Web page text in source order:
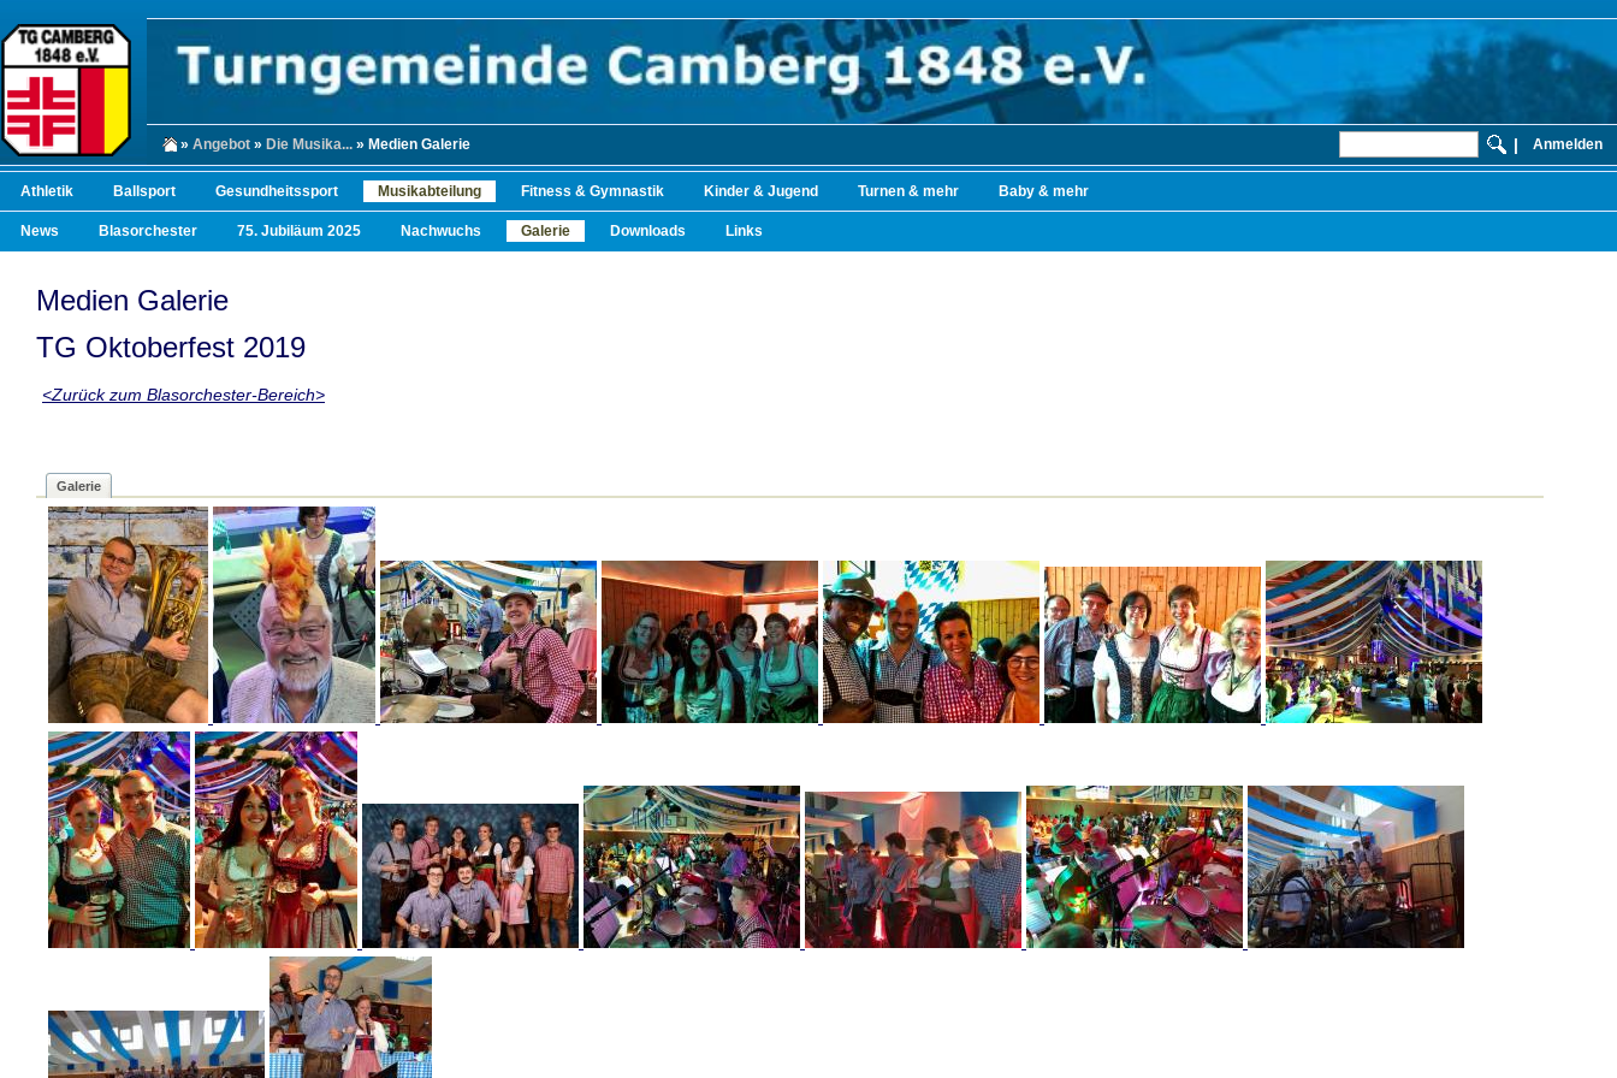
» Angebot » Die Musika... » Medien Galerie | Anmelden
Athletik Ballsport Gesundheitssport Musikabteilung Fitness & Gymnastik Kinder & Jugend Turnen & mehr Baby & mehr
News Blasorchester 75. Jubiläum 2025 Nachwuchs Galerie Downloads Links
Medien Galerie
TG Oktoberfest 2019
<Zurück zum Blasorchester-Bereich>
Galerie